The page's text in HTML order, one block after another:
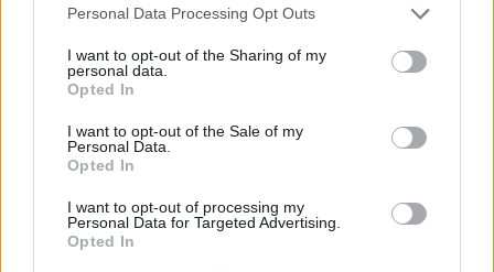
Personal Data Processing Opt Outs
I want to opt-out of the Sharing of my
personal data.
Opted In
I want to opt-out of the Sale of my
Personal Data.
Opted In
I want to opt-out of processing my
Personal Data for Targeted Advertising.
Opted In
Mobyt sceglie XPay di Nexi per rendere i Mobile
Payment ancora più performanti